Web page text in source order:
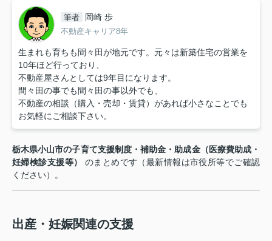
筆者 岡崎 歩
不動産キャリア8年
生まれも育ちも間々田が地元です。元々は新築住宅の営業を
10年ほど行っており、
不動産屋さんとしては9年目になります。
間々田の事でも間々田の事以外でも、
不動産の相談（購入・売却・賃貸）があれば小さなことでも
お気軽にご相談下さい。
栃木県小山市の子育て支援制度・補助金・助成金（医療費助成・
妊婦検診支援等）
のまとめです（最新情報は市役所等でご確認
ください）。
出産・妊娠関連の支援